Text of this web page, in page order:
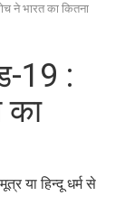
ने भारत का कितना
19 :
का
या हिन्दू धर्म से